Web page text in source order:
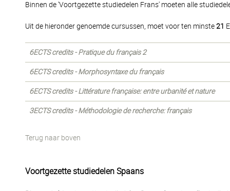
Binnen de 'Voortgezette studiedelen Frans' moeten alle
Uit de hieronder genoemde cursussen, moet voor ten minste21
6ECTS credits - Pratique du français 2
6ECTS credits - Morphosyntaxe du français
6ECTS credits - Littérature française: entre urbanité et nature
3ECTS credits - Méthodologie de recherche: français
Terug naar boven
Voortgezette studiedelen Spaans